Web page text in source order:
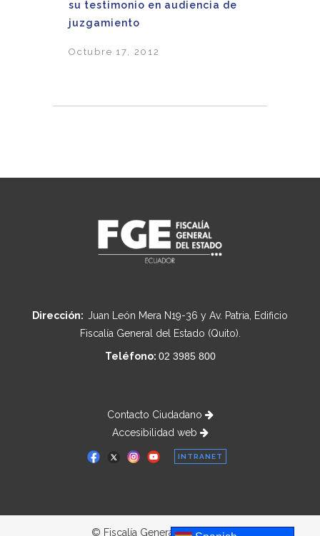
su testimonio en audiencia de
juzgamiento
Octubre 17, 2012
Dirección: Juan León Mera N19-36 y Av. Patria, Edificio
Fiscalía General del Estado (Quito).
Teléfono: 02 3985 800
Contacto Ciudadano
Accesibilidad web
INTRANET
© Fiscalía General del Estado